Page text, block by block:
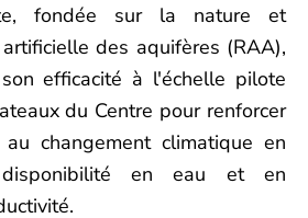
fondée sur la nature et
des aquifères (RAA),
efficacité à l'échelle pilote
du Centre pour renforcer
changement climatique en
en eau et en